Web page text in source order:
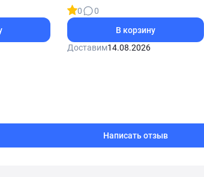
0
0
В корзину
Доставим14.08.2026
Написать отзыв